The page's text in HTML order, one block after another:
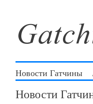
Новости Гатчины
Новости